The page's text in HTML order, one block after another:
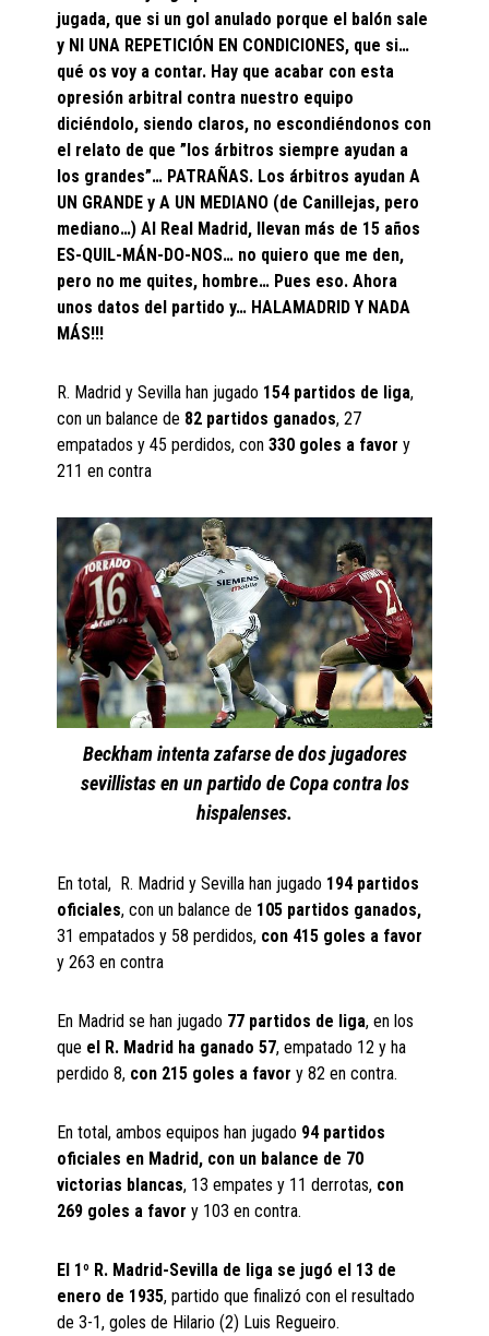
jugada, que si un gol anulado porque el balón sale
y NI UNA REPETICIÓN EN CONDICIONES, que si…
qué os voy a contar. Hay que acabar con esta
opresión arbitral contra nuestro equipo
diciéndolo, siendo claros, no escondiéndonos con
el relato de que ”los árbitros siempre ayudan a
los grandes”… PATRAÑAS. Los árbitros ayudan A
UN GRANDE y A UN MEDIANO (de Canillejas, pero
mediano…) Al Real Madrid, llevan más de 15 años
ES-QUIL-MÁN-DO-NOS… no quiero que me den,
pero no me quites, hombre… Pues eso. Ahora
unos datos del partido y… HALAMADRID Y NADA
MÁS!!!
R. Madrid y Sevilla han jugado 154 partidos de liga,
con un balance de 82 partidos ganados, 27
empatados y 45 perdidos, con330 goles a favor y
211 en contra
Beckham intenta zafarse de dos jugadores
sevillistas en un partido de Copa contra los
hispalenses.
En total, R. Madrid y Sevilla han jugado 194 partidos
oficiales, con un balance de 105 partidos ganados,
31 empatados y 58 perdidos, con 415 goles a favor
y 263 en contra
En Madrid se han jugado 77 partidos de liga, en los
que el R. Madrid ha ganado 57, empatado 12 y ha
perdido 8, con 215 goles a favor y 82 en contra.
En total, ambos equipos han jugado 94 partidos
oficiales en Madrid, con un balance de 70
victorias blancas, 13 empates y 11 derrotas, con
269 goles a favor y 103 en contra.
El 1º R. Madrid-Sevilla de liga se jugó el 13 de
enero de 1935, partido que finalizó con el resultado
de 3-1, goles de Hilario (2) Luis Regueiro.